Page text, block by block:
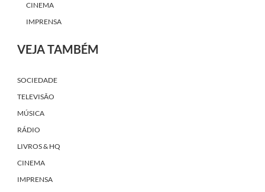
CINEMA
IMPRENSA
VEJA TAMBÉM
SOCIEDADE
TELEVISÃO
MÚSICA
RÁDIO
LIVROS & HQ
CINEMA
IMPRENSA